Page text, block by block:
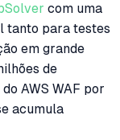
com uma
tanto para testes
em grande
de
AWS WAF por
acumula